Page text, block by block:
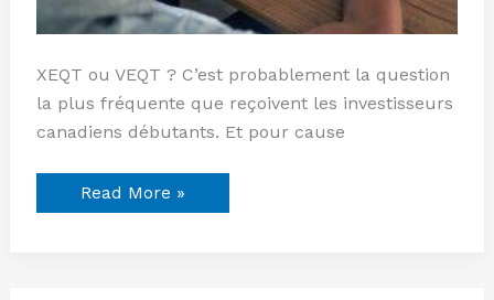
XEQT ou VEQT ? C’est probablement la question
la plus fréquente que reçoivent les investisseurs
canadiens débutants. Et pour cause
Read More »